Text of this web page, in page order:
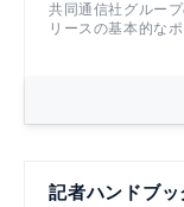
共同通信社グルー
リースの基本的な
記者ハンドブッ